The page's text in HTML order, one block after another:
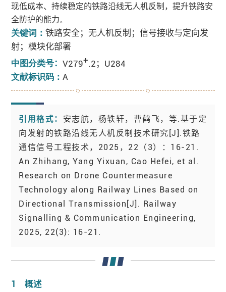
现低成本、持续稳定的铁路沿线无人机反制，提升铁路安
全防护的能力。
关键词：铁路安全；无人机反制；信号接收与定向发
射；模块化部署
中图分类号：V279+.2 ； U284
文献标识码：A
引用格式： 安志航，杨轶轩，曹鹤飞，等.基于定
向发射的铁路沿线无人机反制技术研究[J].铁路
通信信号工程技术，2025，22（3）：16-21 .
An Zhihang, Yang Yixuan, Cao Hefei, et al.
Research on Drone Countermeasure
Technology along Railway Lines Based on
Directional Transmission[J]. Railway
Signalling & Communication Engineering,
2025, 22(3): 16-21.
1 概述